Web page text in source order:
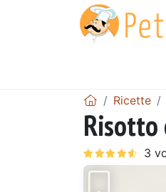
Ricette
Risotto